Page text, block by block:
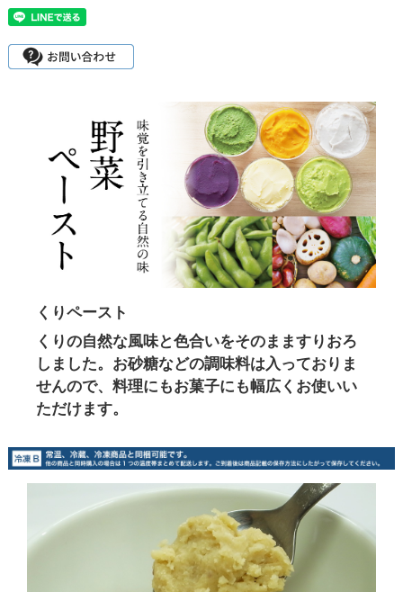
くりペースト
くりの自然な風味と色合いをそのまますりおろ
しました。お砂糖などの調味料は入っておりま
せんので、料理にもお菓子にも幅広くお使いい
ただけます。